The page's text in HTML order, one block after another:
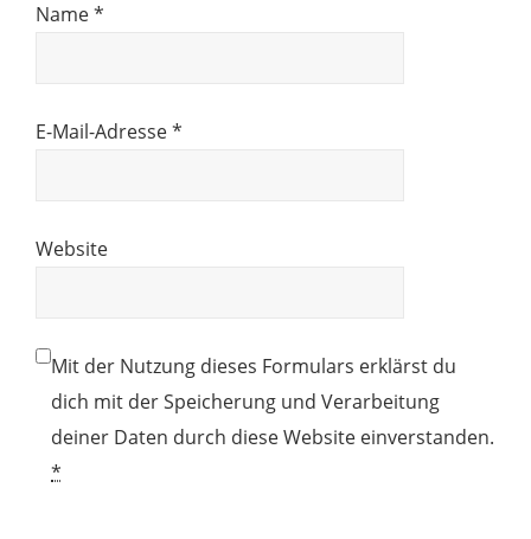
Name*
E-Mail-Adresse*
Website
Mit der Nutzung dieses Formulars erklärst du
dich mit der Speicherung und Verarbeitung
deiner Daten durch diese Website einverstanden.
*